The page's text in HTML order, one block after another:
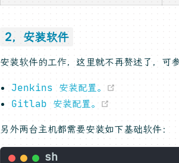
2，安装软件
安装软件的工作，这里就不再赘述了，可
Jenkins 安装配置。
Gitlab 安装配置。
另外两台主机都需要安装如下基础软件：